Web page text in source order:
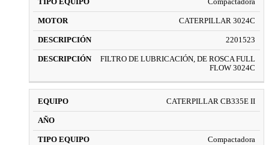
Compactadora
CATERPILLAR 3024C
2201523
FILTRO DE LUBRICACIÓN, DE ROSCA FULL
FLOW 3024C
CATERPILLAR CB335E II
Compactadora